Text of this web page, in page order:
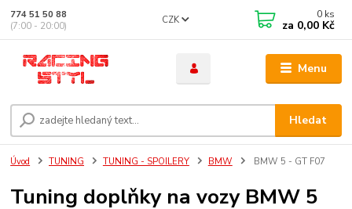
Menu
CZK
Hledat
774 51 50 88
(7:00 - 20:00)
0 ks
za 0,00 Kč
Úvod TUNING TUNING - SPOILERY BMW BMW 5 - GT F07
Tuning doplňky na vozy BMW 5